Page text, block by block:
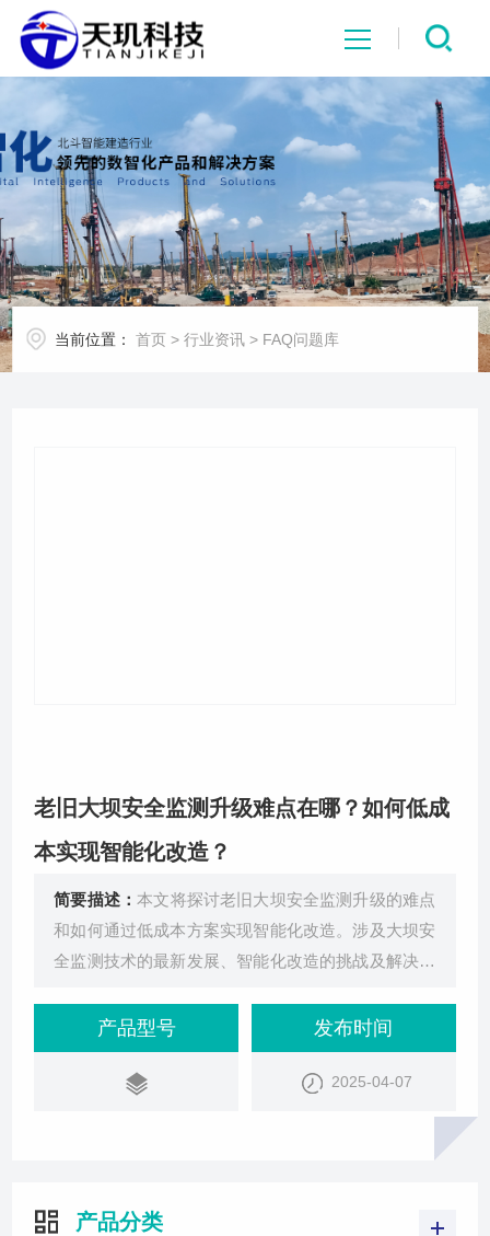
网站首页
系统中心
解决方案
项目案例
当前位置： 首页 >行业资讯 > FAQ问题库
老旧大坝安全监测升级难点在哪？如何低成
本实现智能化改造？
简要描述：本文将探讨老旧大坝安全监测升级的难点
和如何通过低成本方案实现智能化改造。涉及大坝安
全监测技术的最新发展、智能化改造的挑战及解决方
产品型号 发布时间
2025-04-07
产品分类